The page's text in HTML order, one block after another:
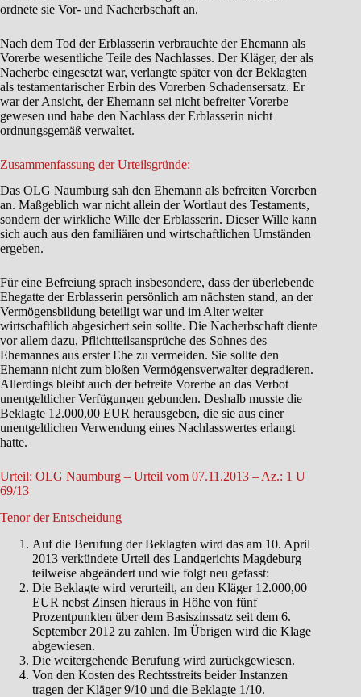
ordnete sie Vor- und Nacherbschaft an.
Nach dem Tod der Erblasserin verbrauchte der Ehemann als
Vorerbe wesentliche Teile des Nachlasses. Der Kläger, der als
Nacherbe eingesetzt war, verlangte später von der Beklagten
als testamentarischer Erbin des Vorerben Schadensersatz. Er
war der Ansicht, der Ehemann sei nicht befreiter Vorerbe
gewesen und habe den Nachlass der Erblasserin nicht
ordnungsgemäß verwaltet.
Zusammenfassung der Urteilsgründe:
Das OLG Naumburg sah den Ehemann als befreiten Vorerben
an. Maßgeblich war nicht allein der Wortlaut des Testaments,
sondern der wirkliche Wille der Erblasserin. Dieser Wille kann
sich auch aus den familiären und wirtschaftlichen Umständen
ergeben.
Für eine Befreiung sprach insbesondere, dass der überlebende
Ehegatte der Erblasserin persönlich am nächsten stand, an der
Vermögensbildung beteiligt war und im Alter weiter
wirtschaftlich abgesichert sein sollte. Die Nacherbschaft diente
vor allem dazu, Pflichtteilsansprüche des Sohnes des
Ehemannes aus erster Ehe zu vermeiden. Sie sollte den
Ehemann nicht zum bloßen Vermögensverwalter degradieren.
Allerdings bleibt auch der befreite Vorerbe an das Verbot
unentgeltlicher Verfügungen gebunden. Deshalb musste die
Beklagte 12.000,00 EUR herausgeben, die sie aus einer
unentgeltlichen Verwendung eines Nachlasswertes erlangt
hatte.
Urteil: OLG Naumburg – Urteil vom 07.11.2013 – Az.: 1 U
69/13
Tenor der Entscheidung
Auf die Berufung der Beklagten wird das am 10. April
2013 verkündete Urteil des Landgerichts Magdeburg
teilweise abgeändert und wie folgt neu gefasst:
Die Beklagte wird verurteilt, an den Kläger 12.000,00
EUR nebst Zinsen hieraus in Höhe von fünf
Prozentpunkten über dem Basiszinssatz seit dem 6.
September 2012 zu zahlen. Im Übrigen wird die Klage
abgewiesen.
Die weitergehende Berufung wird zurückgewiesen.
Von den Kosten des Rechtsstreits beider Instanzen
tragen der Kläger 9/10 und die Beklagte 1/10.